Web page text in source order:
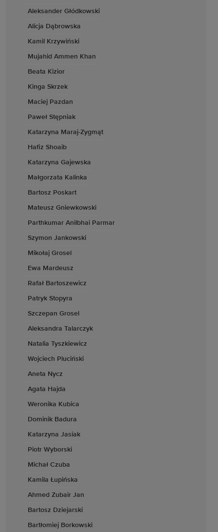
Aleksander Głódkowski
Alicja Dąbrowska
Kamil Krzywiński
Mujahid Ammen Khan
Beata Kizior
Kinga Skrzek
Maciej Pazdan
Paweł Stępniak
Katarzyna Maraj-Zygmąt
Hafiz Shoaib
Katarzyna Gajewska
Małgorzata Kalinka
Bartosz Poskart
Mateusz Gniewkowski
Parthkumar Anilbhai Parmar
Szymon Jankowski
Mikołaj Grosel
Ewa Mardeusz
Rafał Bartoszewicz
Patryk Stopyra
Szczepan Grosel
Aleksandra Talarczyk
Natalia Tyszkiewicz
Wojciech Pluciński
Aneta Nycz
Agata Hajda
Weronika Kubica
Dominik Badura
Katarzyna Jasiak
Piotr Wyborski
Michał Czuba
Kamila Łupińska
Ahmed Zubair Jan
Bartosz Dziejarski
Bartłomiej Borkowski